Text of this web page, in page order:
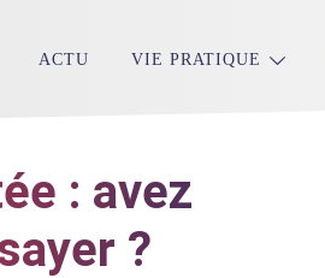
ACTU VIE PRATIQUE
: avez
?